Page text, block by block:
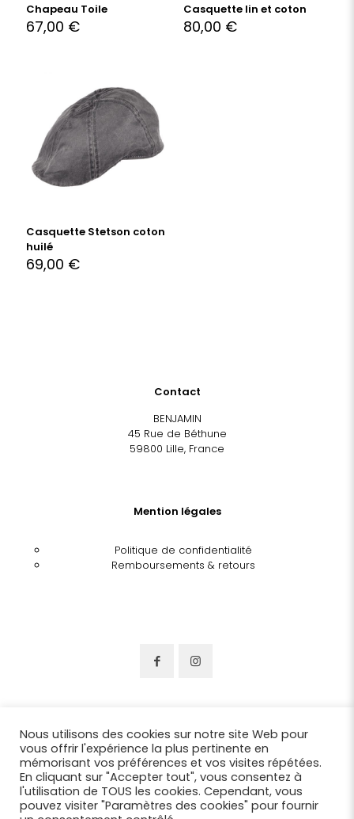
Chapeau Toile
67,00 €
Casquette lin et coton
80,00 €
Casquette Stetson coton
huilé
69,00 €
Contact
BENJAMIN
45 Rue de Béthune
59800 Lille, France
Mention légales
Politique de confidentialité
Remboursements & retours
Nous utilisons des cookies sur notre site Web pour
vous offrir l'expérience la plus pertinente en
mémorisant vos préférences et vos visites répétées.
En cliquant sur "Accepter tout", vous consentez à
l'utilisation de TOUS les cookies. Cependant, vous
pouvez visiter "Paramètres des cookies" pour fournir